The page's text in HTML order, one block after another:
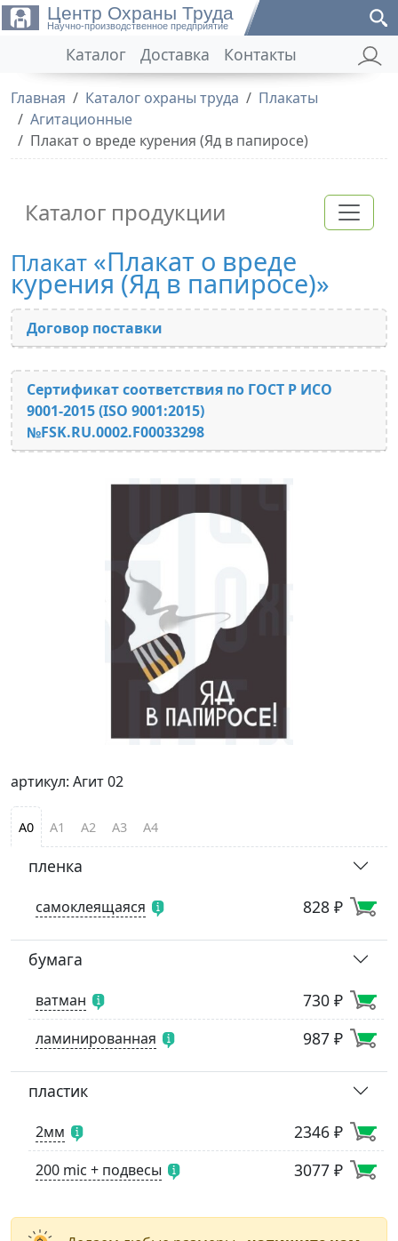
Центр Охраны Труда
Научно-производственное предприятие
Каталог Доставка Контакты
Главная Каталог охраны труда
Плакаты
Агитационные
Плакат о вреде курения (Яд в папиросе)
Каталог продукции
Плакат «Плакат о вреде
курения (Яд в папиросе)»
Договор поставки
Сертификат соответствия по ГОСТ Р ИСО
9001-2015 (ISO 9001:2015)
№FSK.RU.0002.F00033298
артикул: Агит 02
А0 А1 А2 А3 А4
пленка
самоклеящаяся 828 ₽
бумага
ватман 730 ₽
ламинированная 987 ₽
пластик
2мм 2346 ₽
200 mic + подвесы 3077 ₽